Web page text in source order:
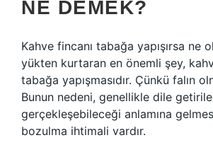
NE DEMEK?
Kahve fincanı tabağa yapışırsa ne
yükten kurtaran en önemli şey,
tabağa yapışmasıdır. Çünkü falın
Bunun nedeni, genellikle dile
gerçekleşebileceği anlamına
bozulma ihtimali vardır.